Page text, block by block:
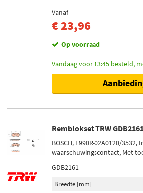
Vanaf
€ 23,96
Op voorraad
Vandaag voor 13:45 besteld,
Remblokset TRW GDB2161
BOSCH, E990R-02A0120/3532,
waarschuwingscontact, Met
GDB2161
Breedte [mm]